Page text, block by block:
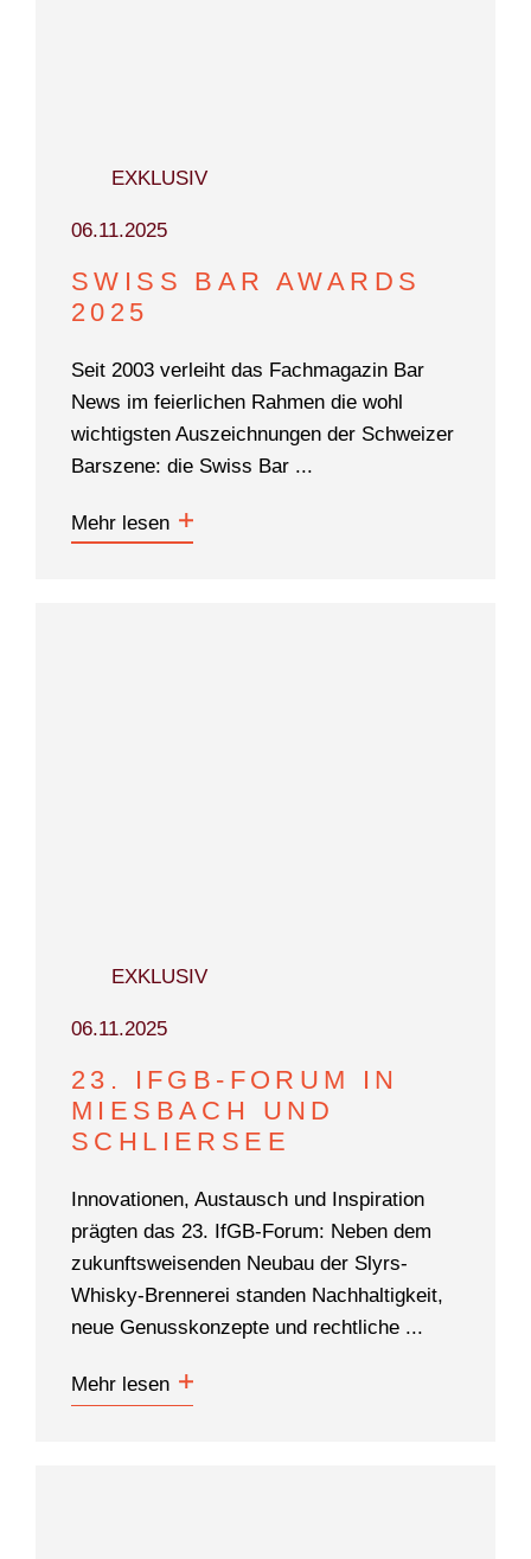
EXKLUSIV
06.11.2025
SWISS BAR AWARDS
2025
Seit 2003 verleiht das Fachmagazin Bar
News im feierlichen Rahmen die wohl
wichtigsten Auszeichnungen der Schweizer
Barszene: die Swiss Bar ...
Mehr lesen
EXKLUSIV
06.11.2025
23. IFGB-FORUM IN
MIESBACH UND
SCHLIERSEE
Innovationen, Austausch und Inspiration
prägten das 23. IfGB-Forum: Neben dem
zukunftsweisenden Neubau der Slyrs-
Whisky-Brennerei standen Nachhaltigkeit,
neue Genusskonzepte und rechtliche ...
Mehr lesen
SIE?